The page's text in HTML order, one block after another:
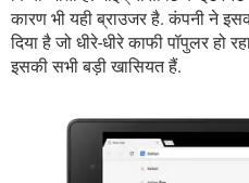
कारण भी यही ब्राउजर है. कंपनी ने
दिया है जो धीरे-धीरे काफी पॉपुलर हो
इसकी सभी बड़ी खासियत हैं.